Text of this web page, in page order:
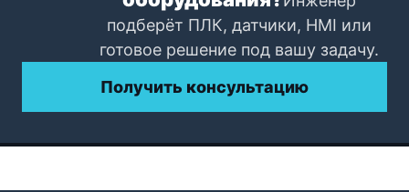
подберёт ПЛК, датчики, HMI или
готовое решение под вашу задачу.
Получить консультацию